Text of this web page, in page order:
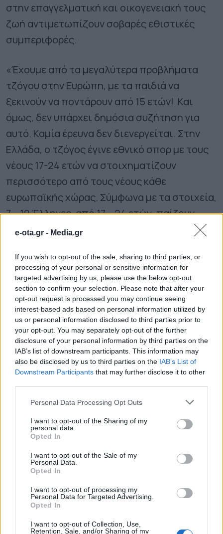
e-ota.gr - Media.gr
If you wish to opt-out of the sale, sharing to third parties, or
processing of your personal or sensitive information for
targeted advertising by us, please use the below opt-out
section to confirm your selection. Please note that after your
opt-out request is processed you may continue seeing
interest-based ads based on personal information utilized by
us or personal information disclosed to third parties prior to
your opt-out. You may separately opt-out of the further
disclosure of your personal information by third parties on the
IAB’s list of downstream participants. This information may
also be disclosed by us to third parties on the IAB’s List of
Downstream Participants that may further disclose it to other
Personal Data Processing Opt Outs
I want to opt-out of the Sharing of my
personal data.
Opted In
I want to opt-out of the Sale of my
Personal Data.
Opted In
I want to opt-out of processing my
Personal Data for Targeted Advertising.
Opted In
I want to opt-out of Collection, Use,
Retention, Sale, and/or Sharing of my
στην επαγγελματική και οικογενειακή τους
ζωή αντιμετωπίζουν σοβαρές εθιστικές
συμπεριφορές.
«Έχουμε από τα μεγαλύτερα προβλήματα
τζόγου στην Ευρώπη, με τα παιδιά να
ξεκινούν να ποντάρουν από 15 ετών! Και
όμως, δεν υπάρχει δημόσια συζήτηση για
αυτό. Καμία έρευνα δεν διενεργείται. Στην
Ελλάδα, ο τζόγος έγινε εθνικό σπορ με τους
νέους 17-24 ετών να στοιχηματίζουν
περισσότερο από τους νέους κάθε
ευρωπαϊκής χώρας. Σύμφωνα με τα στοιχεία,
7 – 10 Έλληνες, από 17 – 24 ετών, παίζουν
συστηματικά τζόγο online.
Σε αυτή την κατηγορία είμαστε
πρωταθλητές στην Ε.Ε. Πριν από 15 χρόνια
στην Ελλάδα, λειτουργούσε νόμιμα μόνο ΜΙΑ
εταιρεία τυχερών παιχνιδιών.
Σήμερα, το 2026 οι αδειοδοτημένες
στοιχηματικές εταιρείες ξεπερνούν τις 20!
Δηλαδή, έχουμε 20 εταιρείες για 10.000.000
κατοίκους. Σε online συμμετοχή είμαστε από
τις πρώτες χώρες παγκοσμίως. Πέρσι για
παράδειγμα, ποντάραμε σχεδόν 17 δις ευρώ
σε τυχερά παιχνίδια.
Δηλαδή, 44 εκατομμύρια ευρώ την ημέρα ή 2
εκατομ. ευρώ την ώρα»! Παρουσιάζοντας τα
στοιχεία της λειτουργίας του προγράμματος
στη Θεσσαλία, σημείωσε ότι μέσα σε δέκα
χρόνια έχουν υποστηριχθεί περισσότεροι